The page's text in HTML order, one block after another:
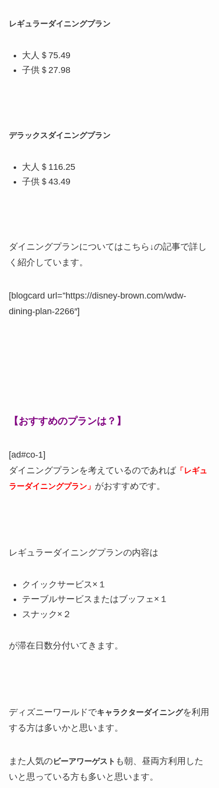
レギュラーダイニングプラン
大人＄75.49
子供＄27.98
デラックスダイニングプラン
大人＄116.25
子供＄43.49
ダイニングプランについてはこちら↓の記事で詳し
く紹介しています。
[blogcard url=”https://disney-brown.com/wdw-
dining-plan-2266″]
【おすすめのプランは？】
[ad#co-1]
ダイニングプランを考えているのであれば 「レギュ
ラーダイニングプラン」 がおすすめです。
レギュラーダイニングプランの内容は
クイックサービス×１
テーブルサービスまたはブッフェ×１
スナック×２
が滞在日数分付いてきます。
ディズニーワールドでキャラクターダイニングを利用
する方は多いかと思います。
また人気のビーアワーゲスト も朝、昼両方利用した
いと思っている方も多いと思います。